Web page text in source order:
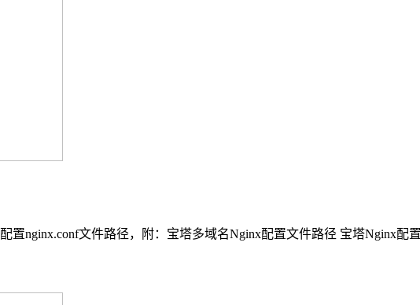
置nginx.conf文件路径，附：宝塔多域名Nginx配置文件路径 宝塔Nginx配